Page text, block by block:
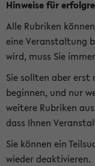
Hinweise für
Alle Rubriken
eine Veranstaltung
wird, muss Sie
Sie sollten aber erst
beginnen, und nur
weitere Rubriken
dass Ihnen
Sie können ein
wieder deaktivieren.